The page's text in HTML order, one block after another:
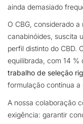
ainda demasiado
O CBG, considerado
canabinóides, suscita
perfil distinto do CBD.
equilibrada, com 14 %
trabalho de seleção
formulação continua
A nossa colaboração
exigência: garantir